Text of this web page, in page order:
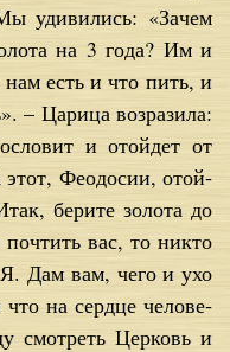
уди­ви­лись: «За­чем
на 3 го­да? Им и
есть и что пить, и
– Ца­ри­ца воз­ра­зи­ла:
и отой­дет от
этот, Фе­о­до­сии, отой­
бе­ри­те зо­ло­та до
вас, то ни­кто
Дам вам, че­го и ухо
на серд­це че­ло­ве­
смот­реть Цер­ковь и